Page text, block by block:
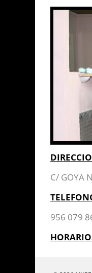
C/ GOYA
956 079